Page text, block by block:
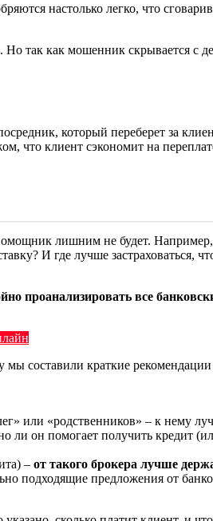
настолько легко, что
Но так как мошенник скрывается с
который переберет за
что клиент сэкономит на
лишним не будет.
И где лучше застраховаться,
проанализировать все
составили краткие рекомендации
или «родственников» – к нему
ли он помогает получить кредит
– от такого брокера лучше
подходящие предложения от